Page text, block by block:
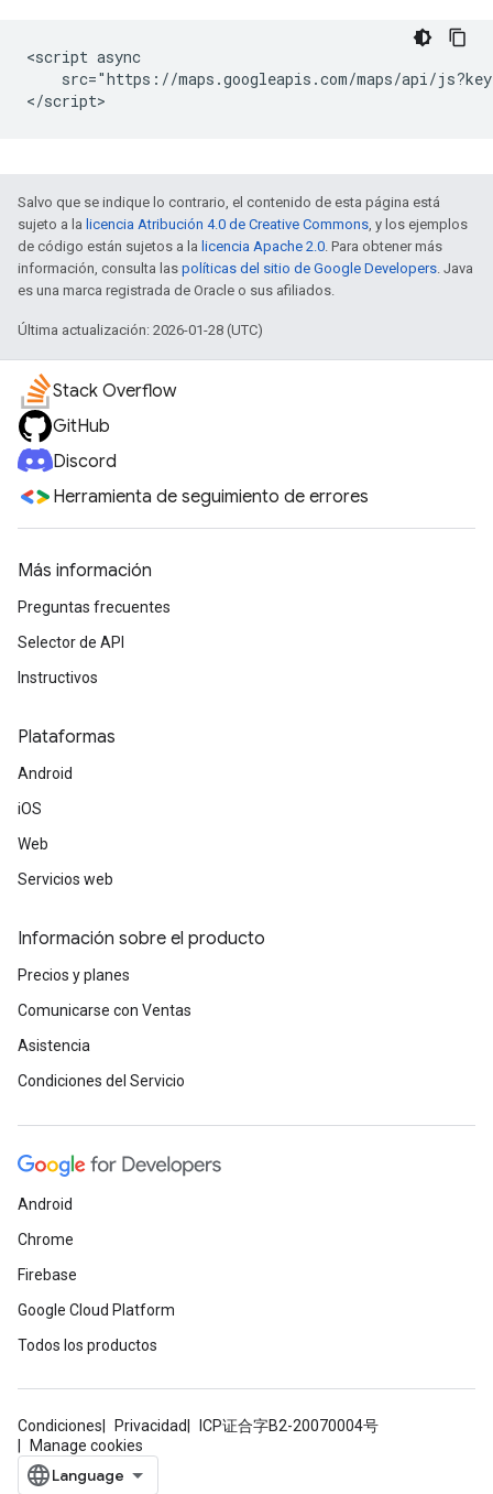
<script async
src="https://maps.googleapis.com/maps/api/
</script>
Salvo que se indique lo contrario, el contenido de esta página está
sujeto a la licencia Atribución 4.0 de Creative Commons, y los ejemplos
de código están sujetos a la licencia Apache 2.0. Para obtener más
información, consulta las políticas del sitio de Google Developers. Java
es una marca registrada de Oracle o sus afiliados.
Última actualización: 2026-01-28 (UTC)
Stack Overflow
GitHub
Discord
Herramienta de seguimiento de errores
Más información
Preguntas frecuentes
Selector de API
Instructivos
Plataformas
Android
iOS
Web
Servicios web
Información sobre el producto
Precios y planes
Comunicarse con Ventas
Asistencia
Condiciones del Servicio
Android
Chrome
Firebase
Google Cloud Platform
Todos los productos
Condiciones Privacidad
ICP证合字B2-20070004号
Manage cookies